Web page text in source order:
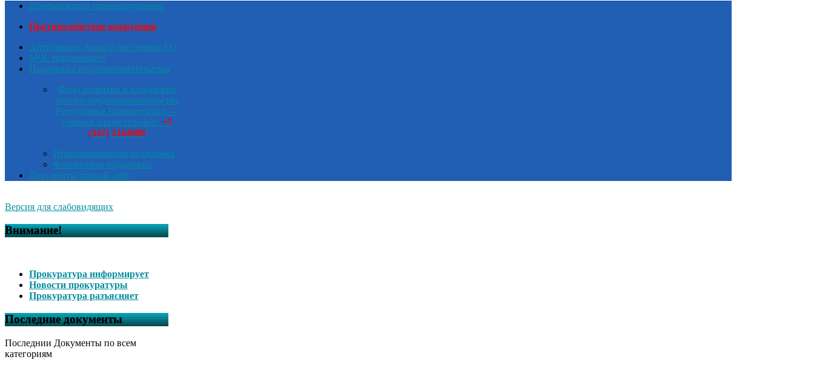
Профилактика правонарушений
Противодействие коррупции
Антитеррор, Защита населения, ГО
МЧС напоминает!
Поддержка предпринимательства
Фонд развития и поддержки
малого предпринимательства
Республики Башкортостан —
горячая линия телефон: +7
(347) 2164080
Информационная поддержка
Финансовая поддержка
Документы старый сайт
Версия для слабовидящих
Внимание!
Прокуратура информирует
Новости прокуратуры
Прокуратура разъясняет
Последние документы
Последнии Документы по всем
категориям